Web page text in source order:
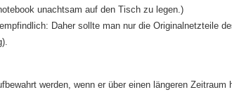
unachtsam auf den Tisch zu legen.)
Daher sollte man nur die Originalnetzteile
werden, wenn er über einen längeren